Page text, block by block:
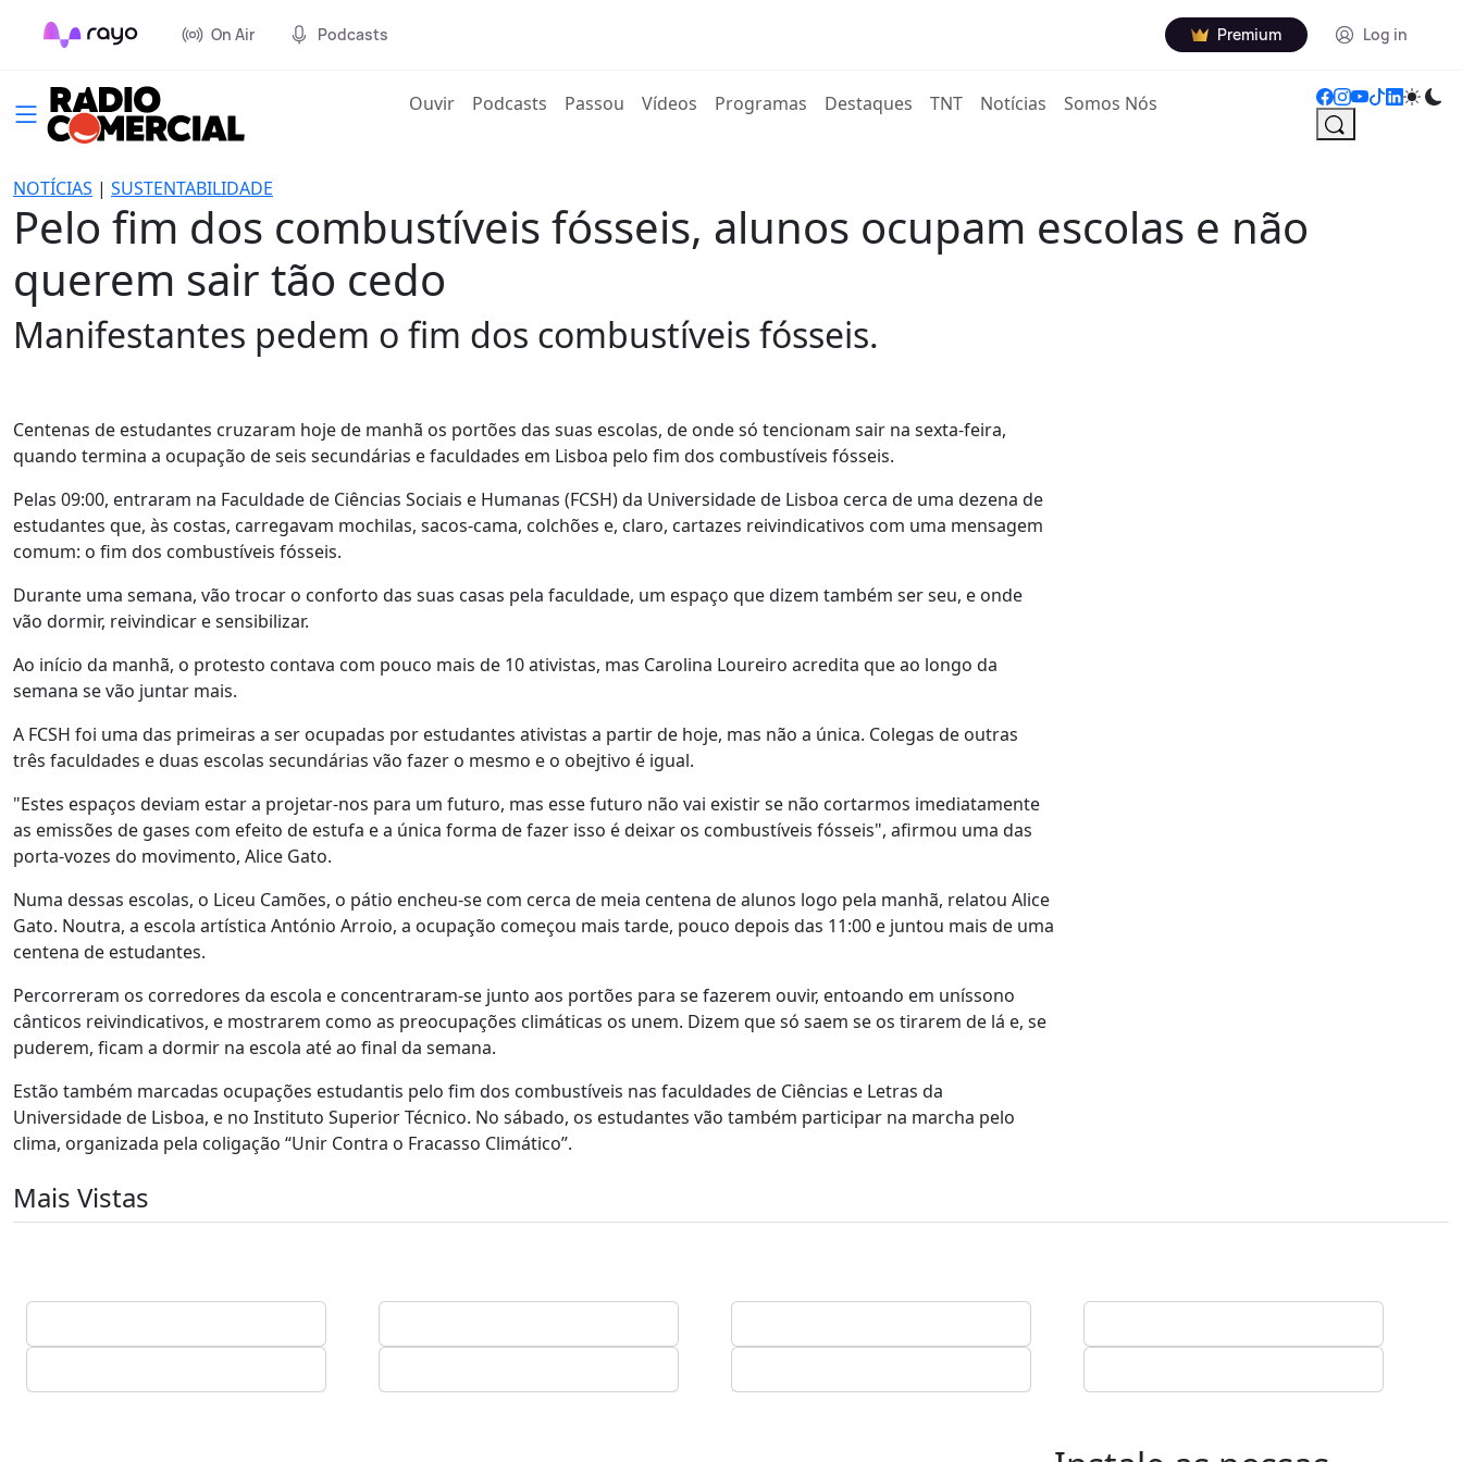
On Air Podcasts Premium Log in
Ouvir(current)
Podcasts Passou Vídeos Programas Destaques TNT Notícias Somos Nós
NOTÍCIAS | SUSTENTABILIDADE
Pelo fim dos combustíveis fósseis, alunos ocupam escolas e não
querem sair tão cedo
Manifestantes pedem o fim dos combustíveis fósseis.
Centenas de estudantes cruzaram hoje de manhã os portões das suas escolas, de onde só tencionam sair na sexta-feira,
quando termina a ocupação de seis secundárias e faculdades em Lisboa pelo fim dos combustíveis fósseis.
Pelas 09:00, entraram na Faculdade de Ciências Sociais e Humanas (FCSH) da Universidade de Lisboa cerca de uma dezena de
estudantes que, às costas, carregavam mochilas, sacos-cama, colchões e, claro, cartazes reivindicativos com uma mensagem
comum: o fim dos combustíveis fósseis.
Durante uma semana, vão trocar o conforto das suas casas pela faculdade, um espaço que dizem também ser seu, e onde
vão dormir, reivindicar e sensibilizar.
Ao início da manhã, o protesto contava com pouco mais de 10 ativistas, mas Carolina Loureiro acredita que ao longo da
semana se vão juntar mais.
A FCSH foi uma das primeiras a ser ocupadas por estudantes ativistas a partir de hoje, mas não a única. Colegas de outras
três faculdades e duas escolas secundárias vão fazer o mesmo e o obejtivo é igual.
"Estes espaços deviam estar a projetar-nos para um futuro, mas esse futuro não vai existir se não cortarmos imediatamente
as emissões de gases com efeito de estufa e a única forma de fazer isso é deixar os combustíveis fósseis", afirmou uma das
porta-vozes do movimento, Alice Gato.
Numa dessas escolas, o Liceu Camões, o pátio encheu-se com cerca de meia centena de alunos logo pela manhã, relatou Alice
Gato. Noutra, a escola artística António Arroio, a ocupação começou mais tarde, pouco depois das 11:00 e juntou mais de uma
centena de estudantes.
Percorreram os corredores da escola e concentraram-se junto aos portões para se fazerem ouvir, entoando em uníssono
cânticos reivindicativos, e mostrarem como as preocupações climáticas os unem. Dizem que só saem se os tirarem de lá e, se
puderem, ficam a dormir na escola até ao final da semana.
Estão também marcadas ocupações estudantis pelo fim dos combustíveis nas faculdades de Ciências e Letras da
Universidade de Lisboa, e no Instituto Superior Técnico. No sábado, os estudantes vão também participar na marcha pelo
clima, organizada pela coligação “Unir Contra o Fracasso Climático”.
Mais Vistas